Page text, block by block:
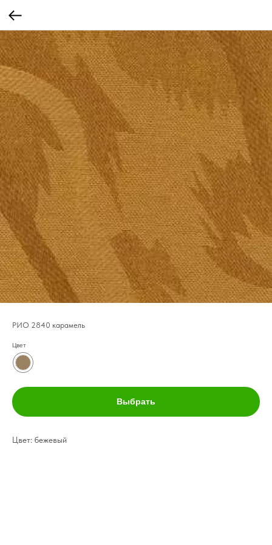
РИО 2840 карамель
Цвет
Выбрать
Цвет: бежевый